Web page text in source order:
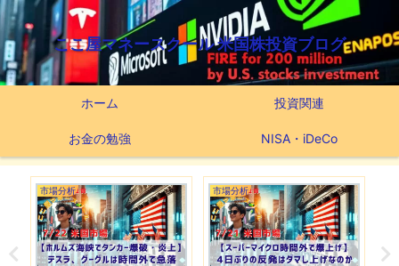
ここ屋マネースクール 米国株投資ブログ
ホーム 投資関連
お金の勉強 NISA・iDeCo
市場分析 市場分析